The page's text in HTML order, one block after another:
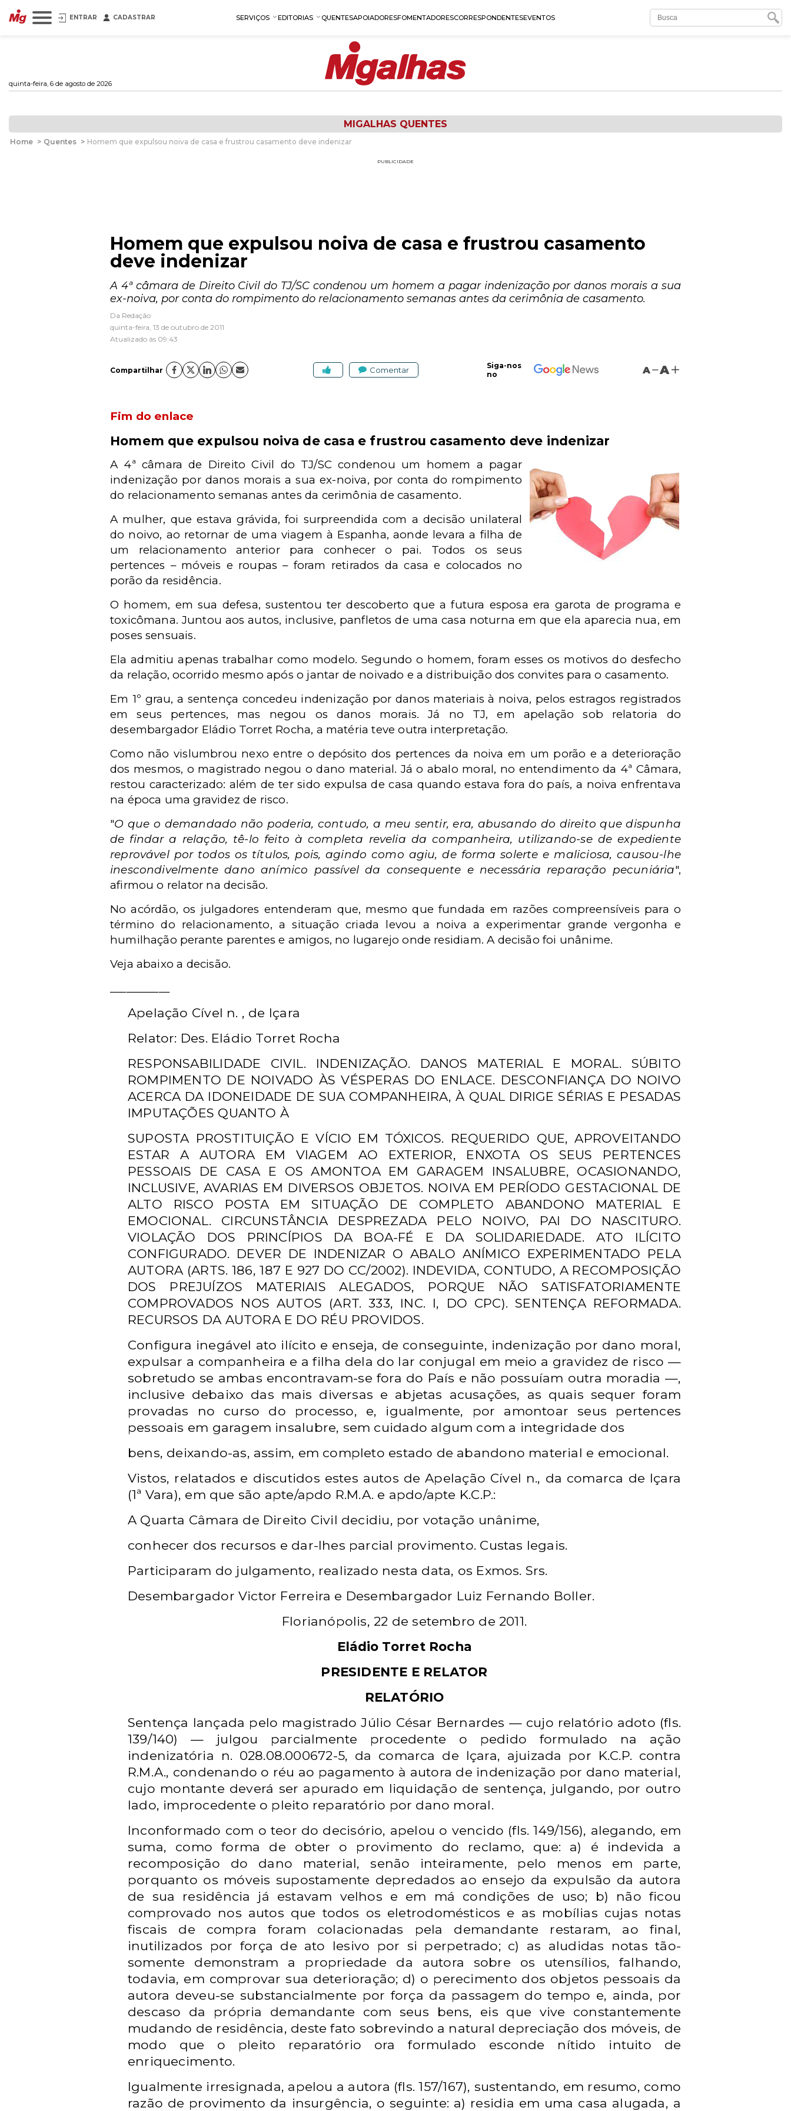
ENTRAR CADASTRAR SERVIÇOS EDITORIAS QUENTESAPOIADORESFOMENTADORESCORRESPONDENTESEVENTOS
quinta-feira, 6 de agosto de 2026
MIGALHAS QUENTES
Home > Quentes > Homem que expulsou noiva de casa e frustrou casamento deve indenizar
PUBLICIDADE
Homem que expulsou noiva de casa e frustrou casamento
deve indenizar
A 4ª câmara de Direito Civil do TJ/SC condenou um homem a pagar indenização por danos morais a sua
ex-noiva, por conta do rompimento do relacionamento semanas antes da cerimônia de casamento.
Da Redação
quinta-feira, 13 de outubro de 2011
Atualizado às 09:43
Compartilhar Comentar
Siga-nos
no
A A
Fim do enlace
Homem que expulsou noiva de casa e frustrou casamento deve indenizar
A 4ª câmara de Direito Civil do TJ/SC condenou um homem a pagar
indenização por danos morais a sua ex-noiva, por conta do rompimento
do relacionamento semanas antes da cerimônia de casamento.
A mulher, que estava grávida, foi surpreendida com a decisão unilateral
do noivo, ao retornar de uma viagem à Espanha, aonde levara a filha de
um relacionamento anterior para conhecer o pai. Todos os seus
pertences – móveis e roupas – foram retirados da casa e colocados no
porão da residência.
O homem, em sua defesa, sustentou ter descoberto que a futura esposa era garota de programa e
toxicômana. Juntou aos autos, inclusive, panfletos de uma casa noturna em que ela aparecia nua, em
poses sensuais.
Ela admitiu apenas trabalhar como modelo. Segundo o homem, foram esses os motivos do desfecho
da relação, ocorrido mesmo após o jantar de noivado e a distribuição dos convites para o casamento.
Em 1º grau, a sentença concedeu indenização por danos materiais à noiva, pelos estragos registrados
em seus pertences, mas negou os danos morais. Já no TJ, em apelação sob relatoria do
desembargador Eládio Torret Rocha, a matéria teve outra interpretação.
Como não vislumbrou nexo entre o depósito dos pertences da noiva em um porão e a deterioração
dos mesmos, o magistrado negou o dano material. Já o abalo moral, no entendimento da 4ª Câmara,
restou caracterizado: além de ter sido expulsa de casa quando estava fora do país, a noiva enfrentava
na época uma gravidez de risco.
"O que o demandado não poderia, contudo, a meu sentir, era, abusando do direito que dispunha
de findar a relação, tê-lo feito à completa revelia da companheira, utilizando-se de expediente
reprovável por todos os títulos, pois, agindo como agiu, de forma solerte e maliciosa, causou-lhe
inescondivelmente dano anímico passível da consequente e necessária reparação pecuniária",
afirmou o relator na decisão.
No acórdão, os julgadores entenderam que, mesmo que fundada em razões compreensíveis para o
término do relacionamento, a situação criada levou a noiva a experimentar grande vergonha e
humilhação perante parentes e amigos, no lugarejo onde residiam. A decisão foi unânime.
Veja abaixo a decisão.
Apelação Cível n. , de Içara
Relator: Des. Eládio Torret Rocha
RESPONSABILIDADE CIVIL. INDENIZAÇÃO. DANOS MATERIAL E MORAL. SÚBITO
ROMPIMENTO DE NOIVADO ÀS VÉSPERAS DO ENLACE. DESCONFIANÇA DO NOIVO
ACERCA DA IDONEIDADE DE SUA COMPANHEIRA, À QUAL DIRIGE SÉRIAS E PESADAS
IMPUTAÇÕES QUANTO À
SUPOSTA PROSTITUIÇÃO E VÍCIO EM TÓXICOS. REQUERIDO QUE, APROVEITANDO
ESTAR A AUTORA EM VIAGEM AO EXTERIOR, ENXOTA OS SEUS PERTENCES
PESSOAIS DE CASA E OS AMONTOA EM GARAGEM INSALUBRE, OCASIONANDO,
INCLUSIVE, AVARIAS EM DIVERSOS OBJETOS. NOIVA EM PERÍODO GESTACIONAL DE
ALTO RISCO POSTA EM SITUAÇÃO DE COMPLETO ABANDONO MATERIAL E
EMOCIONAL. CIRCUNSTÂNCIA DESPREZADA PELO NOIVO, PAI DO NASCITURO.
VIOLAÇÃO DOS PRINCÍPIOS DA BOA-FÉ E DA SOLIDARIEDADE. ATO ILÍCITO
CONFIGURADO. DEVER DE INDENIZAR O ABALO ANÍMICO EXPERIMENTADO PELA
AUTORA (ARTS. 186, 187 E 927 DO CC/2002). INDEVIDA, CONTUDO, A RECOMPOSIÇÃO
DOS PREJUÍZOS MATERIAIS ALEGADOS, PORQUE NÃO SATISFATORIAMENTE
COMPROVADOS NOS AUTOS (ART.333, INC. I, DO CPC). SENTENÇA REFORMADA.
RECURSOS DA AUTORA E DO RÉU PROVIDOS.
Configura inegável ato ilícito e enseja, de conseguinte, indenização por dano moral,
expulsar a companheira e a filha dela do lar conjugal em meio a gravidez de risco —
sobretudo se ambas encontravam-se fora do País e não possuíam outra moradia —,
inclusive debaixo das mais diversas e abjetas acusações, as quais sequer foram
provadas no curso do processo, e, igualmente, por amontoar seus pertences
pessoais em garagem insalubre, sem cuidado algum com a integridade dos
bens, deixando-as, assim, em completo estado de abandono material e emocional.
Vistos, relatados e discutidos estes autos de Apelação Cível n., da comarca de Içara
(1ª Vara), em que são apte/apdo R.M.A. e apdo/apte K.C.P.:
A Quarta Câmara de Direito Civil decidiu, por votação unânime,
conhecer dos recursos e dar-lhes parcial provimento. Custas legais.
Participaram do julgamento, realizado nesta data, os Exmos. Srs.
Desembargador Victor Ferreira e Desembargador Luiz Fernando Boller.
Florianópolis, 22 de setembro de 2011.
Eládio Torret Rocha
PRESIDENTE E RELATOR
RELATÓRIO
Sentença lançada pelo magistrado Júlio César Bernardes — cujo relatório adoto (fls.
139/140) — julgou parcialmente procedente o pedido formulado na ação
indenizatória n. 028.08.000672-5, da comarca de Içara, ajuizada por K.C.P. contra
R.M.A., condenando o réu ao pagamento à autora de indenização por dano material,
cujo montante deverá ser apurado em liquidação de sentença, julgando, por outro
lado, improcedente o pleito reparatório por dano moral.
Inconformado com o teor do decisório, apelou o vencido (fls. 149/156), alegando, em
suma, como forma de obter o provimento do reclamo, que: a) é indevida a
recomposição do dano material, senão inteiramente, pelo menos em parte,
porquanto os móveis supostamente depredados ao ensejo da expulsão da autora
de sua residência já estavam velhos e em má condições de uso; b) não ficou
comprovado nos autos que todos os eletrodomésticos e as mobílias cujas notas
fiscais de compra foram colacionadas pela demandante restaram, ao final,
inutilizados por força de ato lesivo por si perpetrado; c) as aludidas notas tão-
somente demonstram a propriedade da autora sobre os utensílios, falhando,
todavia, em comprovar sua deterioração; d) o perecimento dos objetos pessoais da
autora deveu-se substancialmente por força da passagem do tempo e, ainda, por
descaso da própria demandante com seus bens, eis que vive constantemente
mudando de residência, deste fato sobrevindo a natural depreciação dos móveis, de
modo que o pleito reparatório ora formulado esconde nítido intuito de
enriquecimento.
Igualmente irresignada, apelou a autora (fls. 157/167), sustentando, em resumo, como
razão de provimento da insurgência, o seguinte: a) residia em uma casa alugada, a